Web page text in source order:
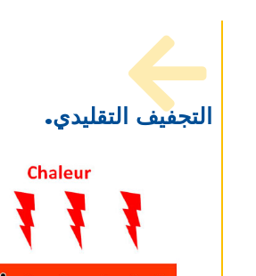
التجفيف التقليدي.